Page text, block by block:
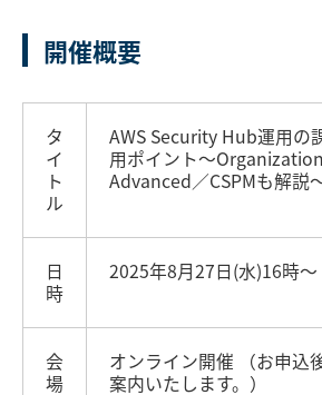
開催概要
タ
イ
ト
ル
AWS Security Hub運用の
用ポイント〜
Advanced／CSPMも解説
日
時
2025年8月27日(水)16時～
会
場
オンライン開催 （お申込
案内いたします。）